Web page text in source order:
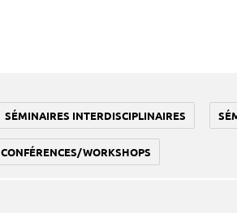
SÉMINAIRES INTERDISCIPLINAIRES
CONFÉRENCES/WORKSHOPS